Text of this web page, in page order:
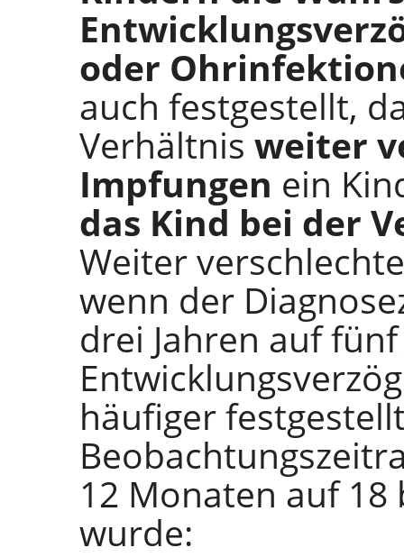
oder
auch festgestellt,
Verhältnis weiter
Impfungen ein
das Kind bei der
Weiter
wenn der
drei Jahren auf
häufiger
12 Monaten auf
wurde: